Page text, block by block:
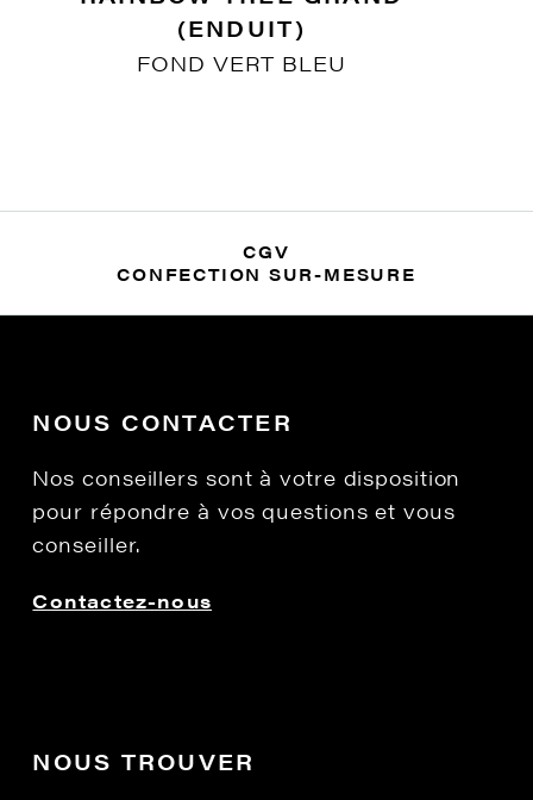
(ENDUIT)
FOND VERT BLEU
CGV
CONFECTION SUR-MESURE
NOUS CONTACTER
Nos conseillers sont à votre disposition
pour répondre à vos questions et vous
conseiller.
Contactez-nous
NOUS TROUVER